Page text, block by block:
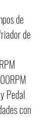
de
de
Pedal
con